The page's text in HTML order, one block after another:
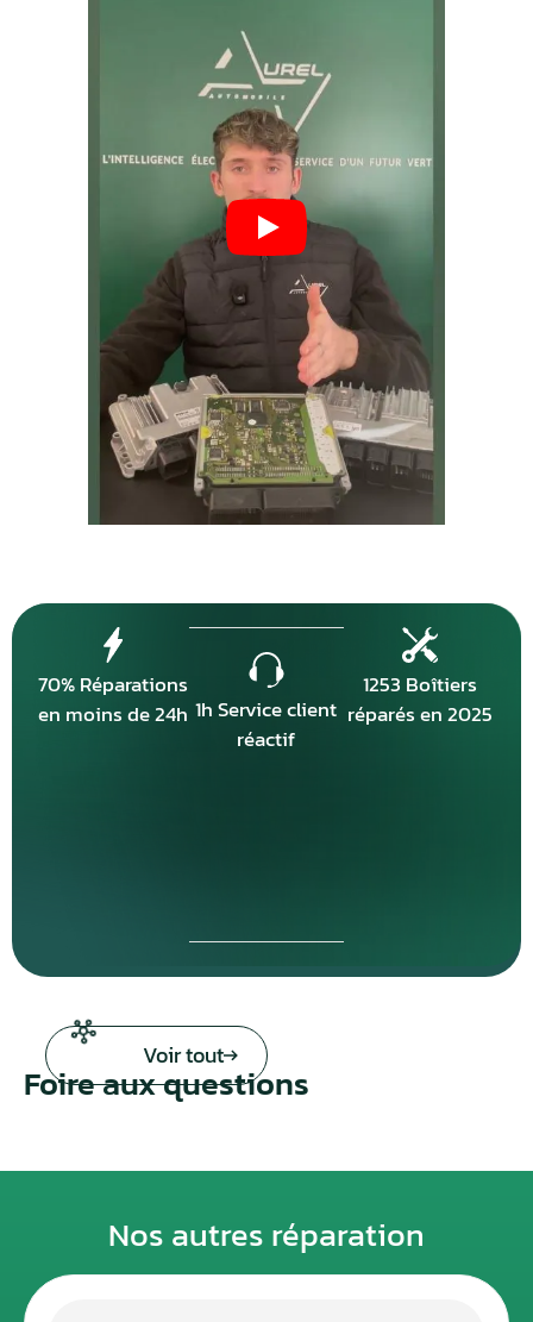
70% Réparations
en moins de 24h 1h Service client
réactif
1253 Boîtiers
réparés en 2025
Voir tout
Foire aux questions
Nos autres réparation